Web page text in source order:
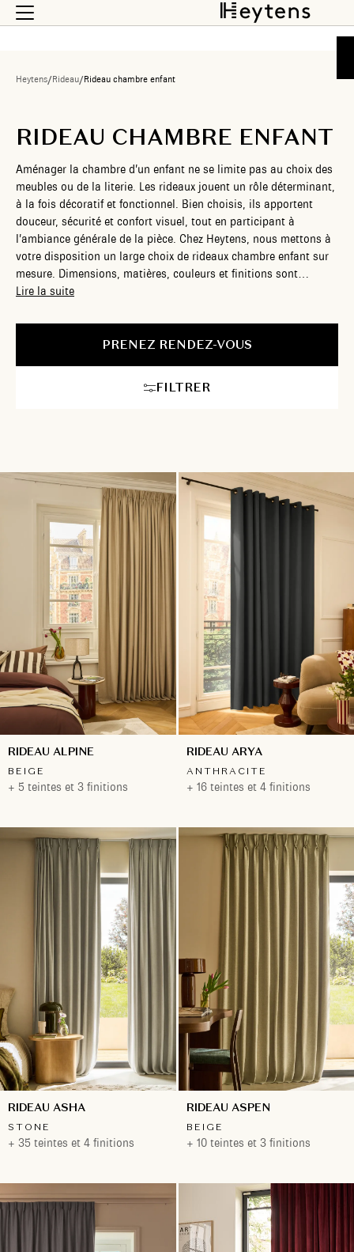
Heytens/Rideau/Rideau chambre enfant
RIDEAU CHAMBRE ENFANT
Aménager la chambre d’un enfant ne se limite pas au choix des
meubles ou de la literie. Les rideaux jouent un rôle déterminant,
à la fois décoratif et fonctionnel. Bien choisis, ils apportent
douceur, sécurité et confort visuel, tout en participant à
l’ambiance générale de la pièce. Chez Heytens, nous mettons à
votre disposition un large choix de rideaux chambre enfant sur
mesure. Dimensions, matières, couleurs et finitions sont
personnalisables pour correspondre parfaitement à vos envies
Lire la suite
PRENEZ RENDEZ-VOUS
FILTRER
RIDEAU ALPINE
BEIGE
+ 5 teintes et 3 finitions
RIDEAU ARYA
ANTHRACITE
+ 16 teintes et 4 finitions
RIDEAU ASHA
STONE
+ 35 teintes et 4 finitions
RIDEAU ASPEN
BEIGE
+ 10 teintes et 3 finitions